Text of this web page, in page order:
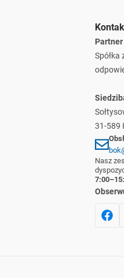
Spółka
31-589
Nasz